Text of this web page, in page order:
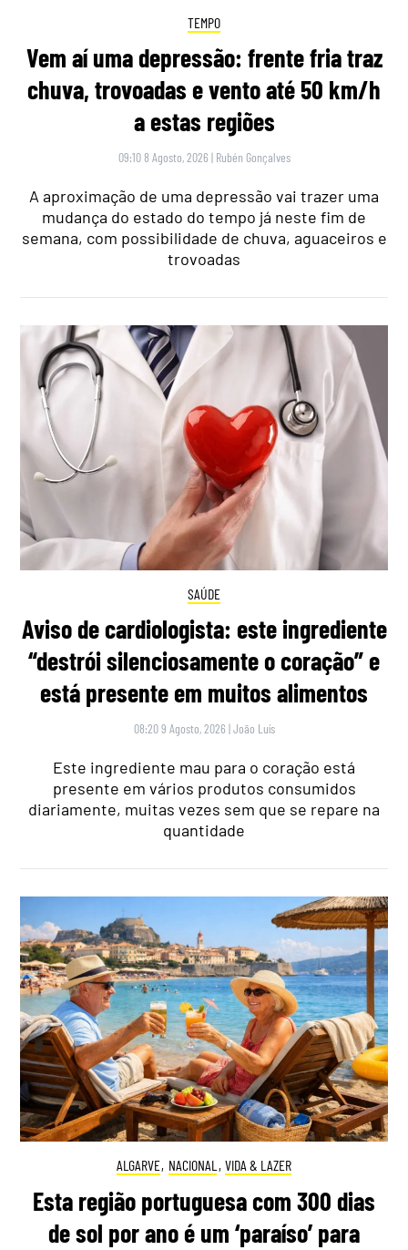
TEMPO
Vem aí uma depressão: frente fria traz
chuva, trovoadas e vento até 50 km/h
a estas regiões
09:10 8 Agosto, 2026 | Rubén Gonçalves
A aproximação de uma depressão vai trazer uma
mudança do estado do tempo já neste fim de
semana, com possibilidade de chuva, aguaceiros e
trovoadas
SAÚDE
Aviso de cardiologista: este ingrediente
“destrói silenciosamente o coração” e
está presente em muitos alimentos
08:20 9 Agosto, 2026 |João Luís
Este ingrediente mau para o coração está
presente em vários produtos consumidos
diariamente, muitas vezes sem que se repare na
quantidade
ALGARVE, NACIONAL , VIDA & LAZER
Esta região portuguesa com 300 dias
de sol por ano é um ‘paraíso’ para